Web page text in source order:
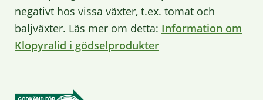
negativt hos vissa växter, t.ex. tomat och
baljväxter. Läs mer om detta: Information om
Klopyralid i gödselprodukter